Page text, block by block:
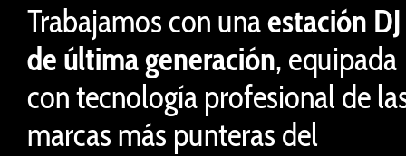
Trabajamos con unaestación DJ
de última generación, equipada
con tecnología profesional de
marcas más punteras del